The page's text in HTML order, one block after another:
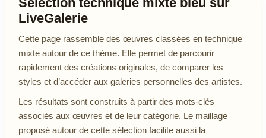
LiveGalerie
Cette page rassemble des œuvres classées en technique
mixte autour de ce thème. Elle permet de parcourir
rapidement des créations originales, de comparer les
styles et d’accéder aux galeries personnelles des artistes.
Les résultats sont construits à partir des mots-clés
associés aux œuvres et de leur catégorie. Le maillage
proposé autour de cette sélection facilite aussi la